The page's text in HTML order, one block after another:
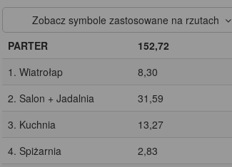
Zobacz symbole zastosowane na rzutach
PARTER
152,72
1. Wiatrołap
8,30
2. Salon + Jadalnia
31,59
3. Kuchnia
13,27
4. Spiżarnia
2,83